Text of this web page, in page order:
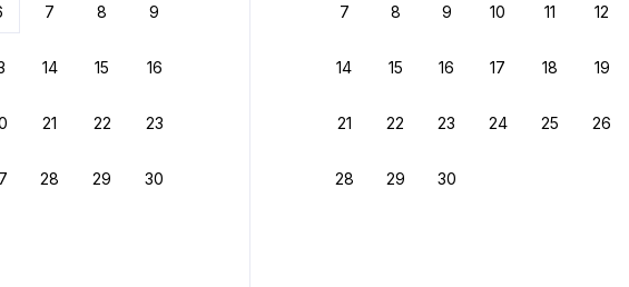
7 8 9
14 15 16
21 22 23
28 29 30
7 8 9 10 11 12
14 15 16 17 18 19
21 22 23 24 25 26
28 29 30
4%